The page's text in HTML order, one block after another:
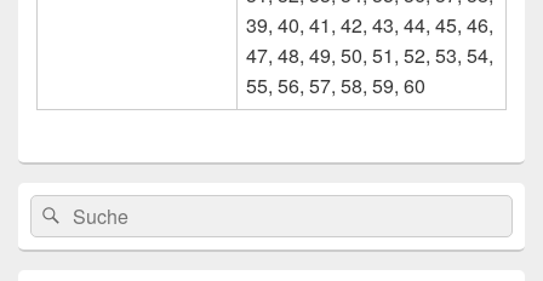
39, 40, 41, 42, 43, 44, 45, 46,
47, 48, 49, 50, 51, 52, 53, 54,
55, 56, 57, 58, 59, 60
Primärer
Seitenleisten
Widget-
Bereich
Search
for:
Suche